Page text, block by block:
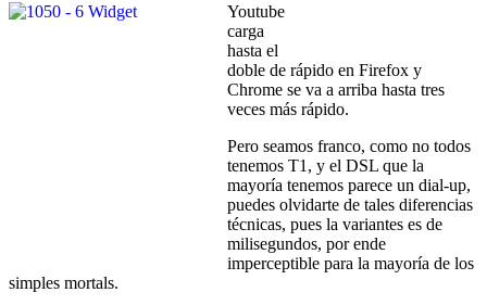
Youtube
carga
hasta el
doble de rápido en Firefox y
Chrome se va a arriba hasta tres
veces más rápido.
Pero seamos franco, como no todos
tenemos T1, y el DSL que la
mayoría tenemos parece un dial-up,
puedes olvidarte de tales diferencias
técnicas, pues la variantes es de
milisegundos, por ende
imperceptible para la mayoría de los
simples mortals.